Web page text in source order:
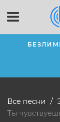
Все песни
ты